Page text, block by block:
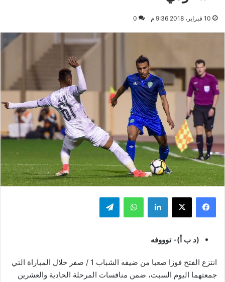
10 فبراير، 2018 9:36 م 0
فيسبوك ‫X لينكدإن واتساب تيلقرام
(د ب أ)- توووفه
انتزع الفتح فوزا صعبا من ضيفه الشباب 1 / صفر خلال المباراة التي
جمعتهما اليوم السبت، ضمن منافسات المرحلة الحادية والعشرين